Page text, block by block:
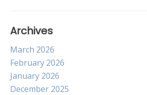
Archives
March 2026
February 2026
January 2026
December 2025